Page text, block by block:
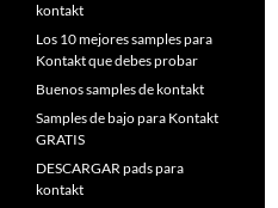
kontakt
Los 10 mejores samples para
Kontakt que debes probar
Buenos samples de kontakt
Samples de bajo para Kontakt
GRATIS
DESCARGAR pads para
kontakt